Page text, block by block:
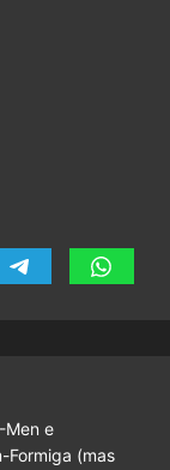
Men e
Formiga (mas